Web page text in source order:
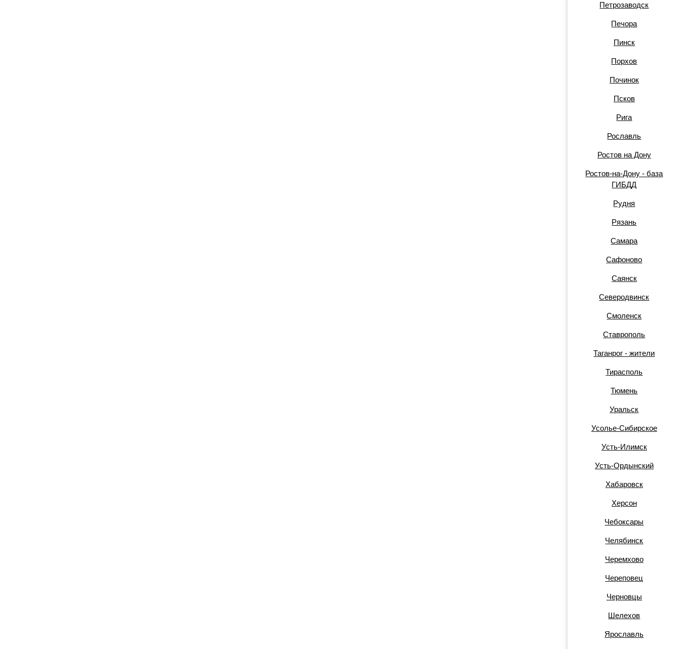
Петрозаводск
Печора
Пинск
Порхов
Починок
Псков
Рига
Рославль
Ростов на Дону
Ростов-на-Дону - база
ГИБДД
Рудня
Рязань
Самара
Сафоново
Саянск
Северодвинск
Смоленск
Ставрополь
Таганрог - жители
Тирасполь
Тюмень
Уральск
Усолье-Сибирское
Усть-Илимск
Усть-Ордынский
Хабаровск
Херсон
Чебоксары
Челябинск
Черемхово
Череповец
Черновцы
Шелехов
Ярославль